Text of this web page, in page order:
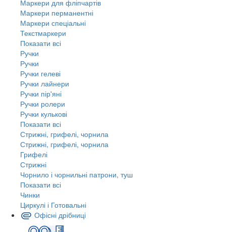
Маркери для фліпчартів
Маркери перманентні
Маркери спеціальні
Текстмаркери
Показати всі
Ручки
Ручки
Ручки гелеві
Ручки лайнери
Ручки пір'яні
Ручки ролери
Ручки кулькові
Показати всі
Стрижні, грифелі, чорнила
Стрижні, грифелі, чорнила
Грифелі
Стрижні
Чорнило і чорнильні патрони, туш
Показати всі
Чинки
Циркулі і Готовальні
Офісні дрібниці